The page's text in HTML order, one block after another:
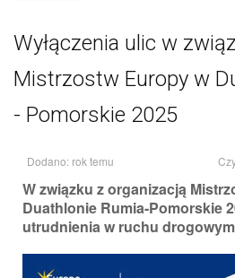
Wyłączenia ulic w
Mistrzostw Europy w
- Pomorskie 2025
Dodano: rok temu
W związku z organizacją
Duathlonie Rumia-Pomorskie
utrudnienia w ruchu